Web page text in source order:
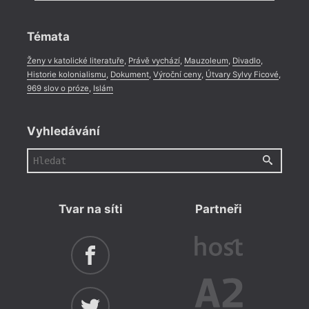
Témata
Ženy v katolické literatuře, Právě vychází, Mauzoleum, Divadlo,
Historie kolonialismu, Dokument, Výroční ceny, Útvary Sylvy Ficové,
969 slov o próze, Islám
Vyhledávání
Tvar na síti Partneři